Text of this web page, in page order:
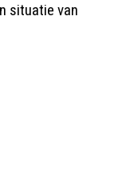
situatie van